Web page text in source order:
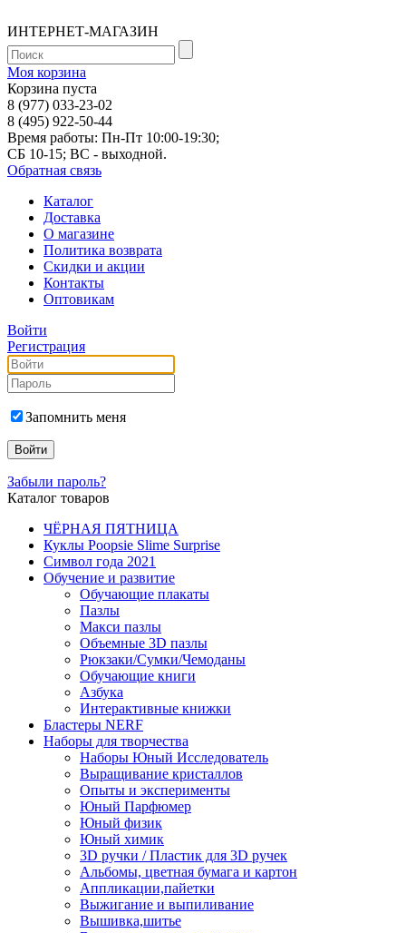
ИНТЕРНЕТ-МАГАЗИН
Моя корзина
Корзина пуста
8 (977) 033-23-02
8 (495) 922-50-44
Время работы: Пн-Пт 10:00-19:30;
СБ 10-15; ВС - выходной.
Обратная связь
Каталог
Доставка
О магазине
Политика возврата
Скидки и акции
Контакты
Оптовикам
Войти
Регистрация
Запомнить меня
Забыли пароль?
Каталог товаров
ЧЁРНАЯ ПЯТНИЦА
Куклы Poopsie Slime Surprise
Символ года 2021
Обучение и развитие
Обучающие плакаты
Пазлы
Макси пазлы
Объемные 3D пазлы
Рюкзаки/Сумки/Чемоданы
Обучающие книги
Азбука
Интерактивные книжки
Бластеры NERF
Наборы для творчества
Наборы Юный Исследователь
Выращивание кристаллов
Опыты и эксперименты
Юный Парфюмер
Юный физик
Юный химик
3D ручки / Пластик для 3D ручек
Альбомы, цветная бумага и картон
Аппликации,пайетки
Выжигание и выпиливание
Вышивка,шитье